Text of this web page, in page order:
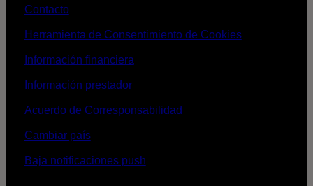
Contacto
Herramienta de Consentimiento de Cookies
Información financiera
Información prestador
Acuerdo de Corresponsabilidad
Cambiar país
Baja notificaciones push